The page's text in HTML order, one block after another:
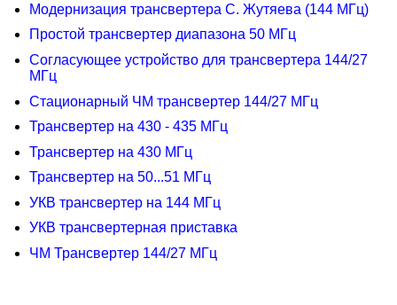
Модернизация трансвертера С. Жутяева (144 МГц)
Простой трансвертер диапазона 50 МГц
Согласующее устройство для трансвертера 144/27
МГц
Стационарный ЧМ трансвертер 144/27 МГц
Трансвертер на 430 - 435 МГц
Трансвертер на 430 МГц
Трансвертер на 50...51 МГц
УКВ трансвертер на 144 МГц
УКВ трансвертерная приставка
ЧМ Трансвертер 144/27 МГц